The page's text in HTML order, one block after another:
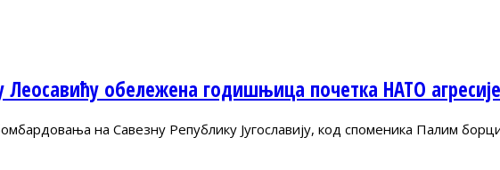
обележена годишњица почетка НАТО агресије
на Савезну Републику Југославију, код споменика Палим